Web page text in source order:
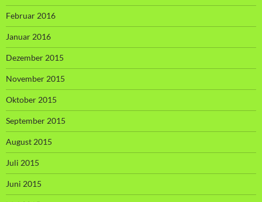
Februar 2016
Januar 2016
Dezember 2015
November 2015
Oktober 2015
September 2015
August 2015
Juli 2015
Juni 2015